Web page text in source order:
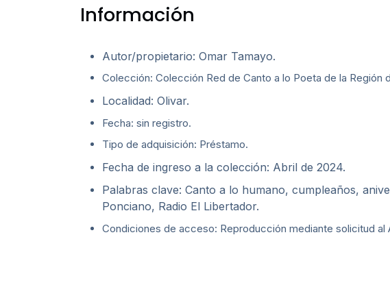
Información
Autor/propietario: Omar Tamayo.
Colección: Colección Red de Canto a lo Poeta de la Región
Localidad: Olivar.
Fecha: sin registro.
Tipo de adquisición: Préstamo.
Fecha de ingreso a la colección: Abril de 2024.
Palabras clave: Canto a lo humano, cumpleaños,
Ponciano, Radio El Libertador.
Condiciones de acceso: Reproducción mediante solicitud al